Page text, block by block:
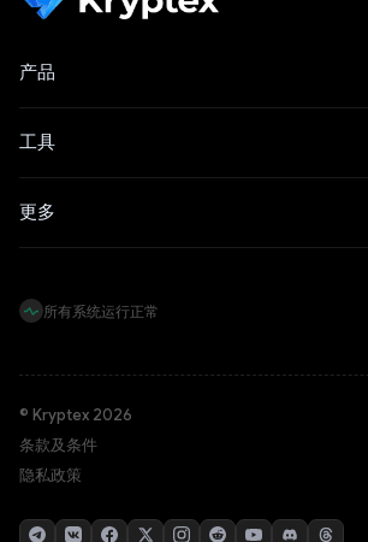
产品
工具
更多
所有系统运行正常
© Kryptex 2026
条款及条件
隐私政策